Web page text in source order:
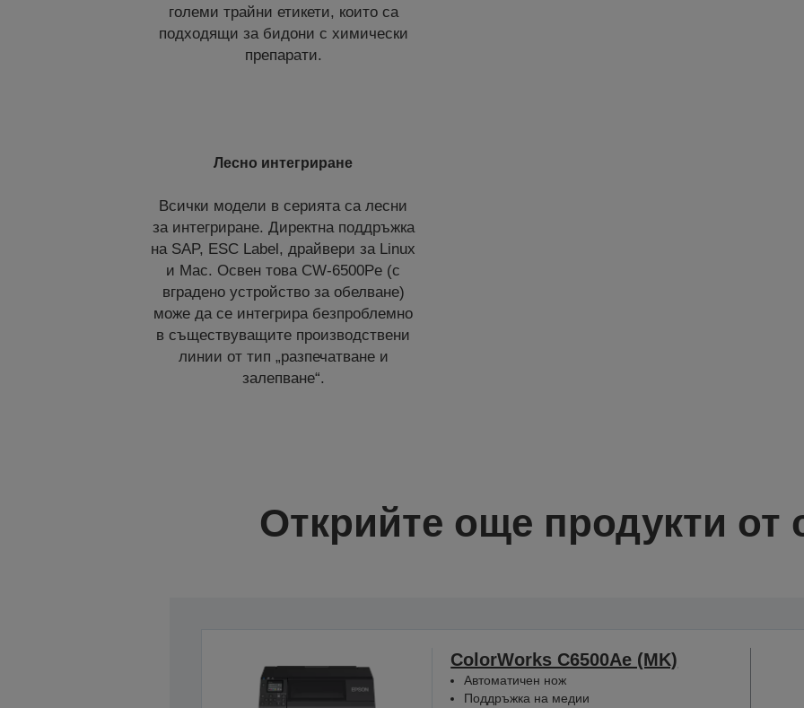
големи трайни етикети, които са
подходящи за бидони с химически
препарати.
Лесно интегриране
Всички модели в серията са лесни
за интегриране. Директна поддръжка
на SAP, ESC Label, драйвери за Linux
и Mac. Освен това CW-6500Pe (с
вградено устройство за обелване)
може да се интегрира безпроблемно
в съществуващите производствени
линии от тип „разпечатване и
залепване“.
Открийте още продукти от
ColorWorks C6500Ae (MK)
Автоматичен нож
Поддръжка на медии